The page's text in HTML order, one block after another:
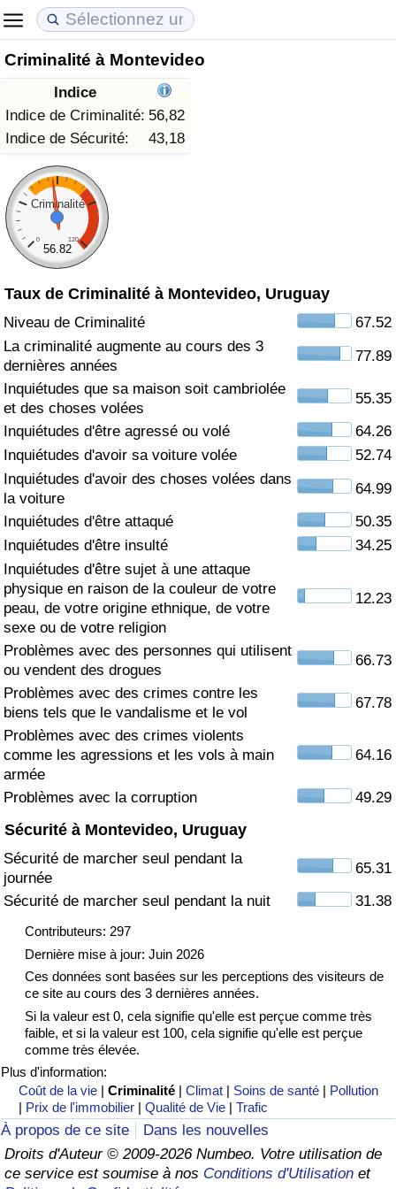
Criminalité à Montevideo
Indice
Indice de Criminalité: 56,82
Indice de Sécurité:
43,18
Criminalité
0 120
56.82
Taux de Criminalité à Montevideo, Uruguay
Niveau de Criminalité
67.52
La criminalité augmente au cours des 3
dernières années
77.89
Inquiétudes que sa maison soit cambriolée
et des choses volées
55.35
Inquiétudes d'être agressé ou volé
64.26
Inquiétudes d'avoir sa voiture volée
52.74
Inquiétudes d'avoir des choses volées dans
la voiture
64.99
Inquiétudes d'être attaqué
50.35
Inquiétudes d'être insulté
34.25
Inquiétudes d'être sujet à une attaque
physique en raison de la couleur de votre
peau, de votre origine ethnique, de votre
sexe ou de votre religion
12.23
Problèmes avec des personnes qui utilisent
ou vendent des drogues
66.73
Problèmes avec des crimes contre les
biens tels que le vandalisme et le vol
67.78
Problèmes avec des crimes violents
comme les agressions et les vols à main
armée
64.16
Problèmes avec la corruption 49.29
Sécurité à Montevideo, Uruguay
Sécurité de marcher seul pendant la
journée
65.31
Sécurité de marcher seul pendant la nuit
31.38
Contributeurs: 297
Dernière mise à jour: Juin 2026
Ces données sont basées sur les perceptions des visiteurs de
ce site au cours des 3 dernières années.
Si la valeur est 0, cela signifie qu'elle est perçue comme très
faible, et si la valeur est 100, cela signifie qu'elle est perçue
comme très élevée.
Plus d'information:
Coût de la vie |Criminalité |Climat | Soins de santé | Pollution
| Prix de l'immobilier |Qualité de Vie |Trafic
À propos de ce site
Dans les nouvelles
Droits d'Auteur © 2009-2026 Numbeo. Votre utilisation de
ce service est soumise à nos Conditions d'Utilisation et
Coût de la vie
Indice du Coût de la Vie (Actuel)
Indice du Coût de la Vie
Indice du coût de la vie par pays
à Akaba
Prix de l'immobilier
Indice des Prix de l'immobilier (Actuel)
Indice des Prix de l'immobilier
Indice des Prix de l'immobilier par Pays
Qualité de Vie
Indice de Qualité de Vie
Indice de Qualité de Vie (Actuel)
Indice de qualité de vie par pays
Criminalité
Indice de Criminalité (Actuel)
Indice de Criminalité
Indice de criminalité par pays
Soins de santé
Indice des soins de santé (Actuel)
Indice des soins de santé
Indice des soins de santé par Pays
Pollution
Indice de Pollution (Actuel)
Indice de pollution
Indice de Pollution par Pays
Trafic
Indice de Trafic
Indice de Trafic (Actuel)
Indice de Trafic par Pays